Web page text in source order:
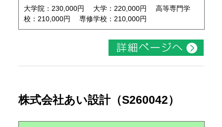
大学院：230,000円 大学：220,000円 高等専門学
校：210,000円 専修学校：210,000円
株式会社あい設計（S260042）